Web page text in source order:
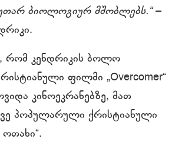
ბიოლოგიურ მშობლებს.“–
რომ კენდრიკის ბოლო
ფილმი „Overcomer“
კინოეკრანებზე, მათ
პოპულარული ქრისტიანული